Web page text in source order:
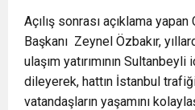
Açılış sonrası açıklama
Başkanı Zeynel Özbakır,
ulaşım yatırımının Sultanbeyli
dileyerek, hattın İstanbul
vatandaşların yaşamını